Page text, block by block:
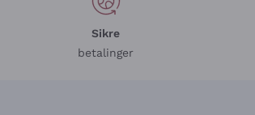
Sikre
betalinger